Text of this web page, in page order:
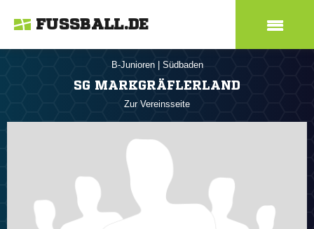
FUSSBALL.DE
B-Junioren Südbaden
SG MARKGRÄFLERLAND
Zur Vereinsseite